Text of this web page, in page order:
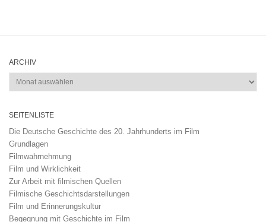
ARCHIV
Archiv
SEITENLISTE
Die Deutsche Geschichte des 20. Jahrhunderts im Film
Grundlagen
Filmwahrnehmung
Film und Wirklichkeit
Zur Arbeit mit filmischen Quellen
Filmische Geschichtsdarstellungen
Film und Erinnerungskultur
Begegnung mit Geschichte im Film